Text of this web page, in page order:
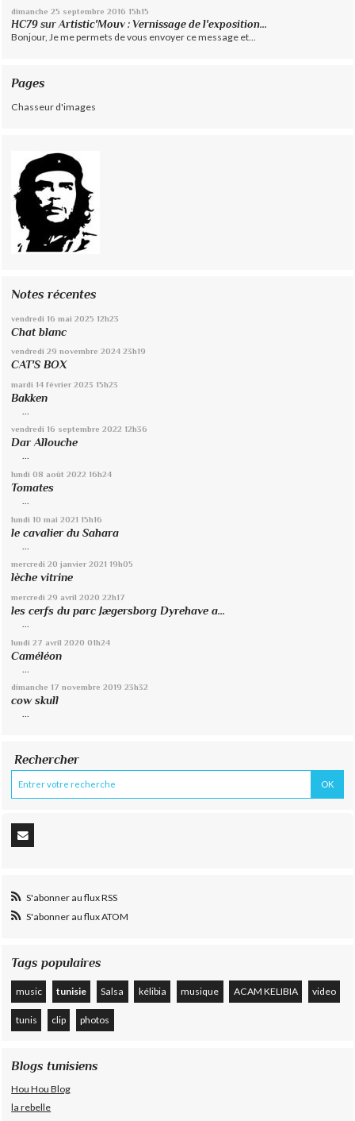
dimanche 25 septembre 2016 15h15
HC79 surArtistic'Mouv : Vernissage de l'exposition...
Bonjour, Je me permets de vous envoyer ce message et...
Pages
Chasseur d'images
Notes récentes
vendredi 16 mai 2025 12h23
Chat blanc
vendredi 29 novembre 2024 23h19
CAT'S BOX
mardi 14 février 2023 15h23
Bakken
vendredi 16 septembre 2022 12h36
Dar Allouche
...
lundi 08 août 2022 16h24
Tomates
...
lundi 10 mai 2021 15h16
le cavalier du Sahara
mercredi 20 janvier 2021 19h05
lèche vitrine
mercredi 29 avril 2020 22h17
les cerfs du parc Jægersborg Dyrehave a...
lundi 27 avril 2020 01h24
Caméléon
dimanche 17 novembre 2019 23h32
cow skull
...
Rechercher
S'abonner au flux RSS
S'abonner au flux ATOM
Tags populaires
music tunisie Salsa kélibia musique ACAM KELIBIA video
tunis clip photos
Blogs tunisiens
Hou Hou Blog
la rebelle